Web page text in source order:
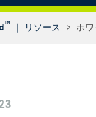
™ リソース > ホワ